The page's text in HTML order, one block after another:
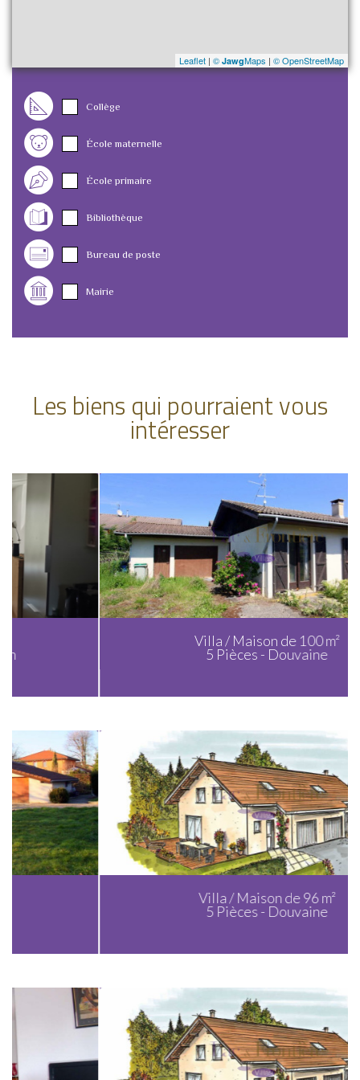
Leaflet | © JawgMaps | © OpenStreetMap
Collège
École maternelle
École primaire
Bibliothèque
Bureau de poste
Mairie
Les biens qui pourraient vous
intéresser
Villa / Maison de 100 m²
5 Pièces - Douvaine
Villa / Maison de 96 m²
5 Pièces - Douvaine